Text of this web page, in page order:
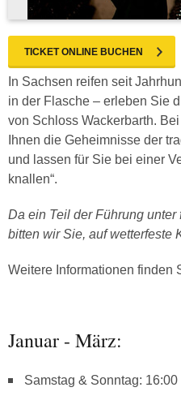
TICKET ONLINE BUCHEN
In Sachsen reifen seit
in der Flasche – erleben Sie
von Schloss Wackerbarth.
Ihnen die Geheimnisse der
und lassen für Sie bei einer
knallen“.
Da ein Teil der Führung unter
bitten wir Sie, auf wetterfeste
Weitere Informationen finden
Januar - März:
Samstag & Sonntag: 16:00